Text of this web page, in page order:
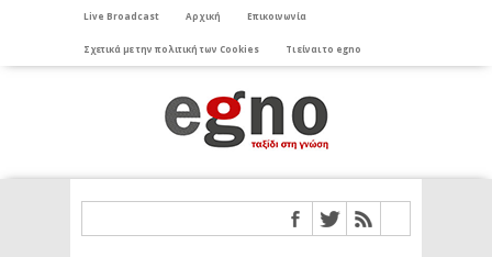
Live Broadcast Αρχική Επικοινωνία
Σχετικά με την πολιτική των Cookies Τι είναι το egno